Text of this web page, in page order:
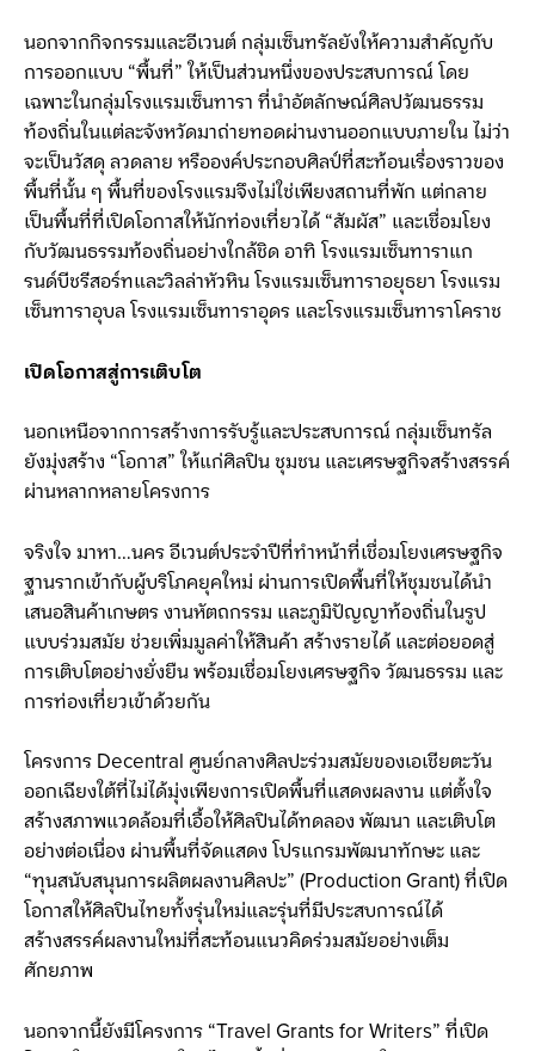
นอกจากกิจกรรมและอีเวนต์ กลุ่มเซ็นทรัลยังให้ความสำคัญกับ
การออกแบบ “พื้นที่” ให้เป็นส่วนหนึ่งของประสบการณ์ โดย
เฉพาะในกลุ่มโรงแรมเซ็นทารา ที่นำอัตลักษณ์ศิลปวัฒนธรรม
ท้องถิ่นในแต่ละจังหวัดมาถ่ายทอดผ่านงานออกแบบภายใน ไม่ว่า
จะเป็นวัสดุ ลวดลาย หรือองค์ประกอบศิลป์ที่สะท้อนเรื่องราวของ
พื้นที่นั้น ๆ พื้นที่ของโรงแรมจึงไม่ใช่เพียงสถานที่พัก แต่กลาย
เป็นพื้นที่ที่เปิดโอกาสให้นักท่องเที่ยวได้ “สัมผัส” และเชื่อมโยง
กับวัฒนธรรมท้องถิ่นอย่างใกล้ชิด อาทิ โรงแรมเซ็นทาราแก
รนด์บีชรีสอร์ทและวิลล่าหัวหิน โรงแรมเซ็นทาราอยุธยา โรงแรม
เซ็นทาราอุบล โรงแรมเซ็นทาราอุดร และโรงแรมเซ็นทาราโคราช
เปิดโอกาสสู่การเติบโต
นอกเหนือจากการสร้างการรับรู้และประสบการณ์ กลุ่มเซ็นทรัล
ยังมุ่งสร้าง “โอกาส” ให้แก่ศิลปิน ชุมชน และเศรษฐกิจสร้างสรรค์
ผ่านหลากหลายโครงการ
จริงใจ มาหา…นคร อีเวนต์ประจำปีที่ทำหน้าที่เชื่อมโยงเศรษฐกิจ
ฐานรากเข้ากับผู้บริโภคยุคใหม่ ผ่านการเปิดพื้นที่ให้ชุมชนได้นำ
เสนอสินค้าเกษตร งานหัตถกรรม และภูมิปัญญาท้องถิ่นในรูป
แบบร่วมสมัย ช่วยเพิ่มมูลค่าให้สินค้า สร้างรายได้ และต่อยอดสู่
การเติบโตอย่างยั่งยืน พร้อมเชื่อมโยงเศรษฐกิจ วัฒนธรรม และ
การท่องเที่ยวเข้าด้วยกัน
โครงการ Decentral ศูนย์กลางศิลปะร่วมสมัยของเอเชียตะวัน
ออกเฉียงใต้ที่ไม่ได้มุ่งเพียงการเปิดพื้นที่แสดงผลงาน แต่ตั้งใจ
สร้างสภาพแวดล้อมที่เอื้อให้ศิลปินได้ทดลอง พัฒนา และเติบโต
อย่างต่อเนื่อง ผ่านพื้นที่จัดแสดง โปรแกรมพัฒนาทักษะ และ
“ทุนสนับสนุนการผลิตผลงานศิลปะ” (Production Grant) ที่เปิด
โอกาสให้ศิลปินไทยทั้งรุ่นใหม่และรุ่นที่มีประสบการณ์ได้
สร้างสรรค์ผลงานใหม่ที่สะท้อนแนวคิดร่วมสมัยอย่างเต็ม
ศักยภาพ
นอกจากนี้ยังมีโครงการ “Travel Grants for Writers” ที่เปิด